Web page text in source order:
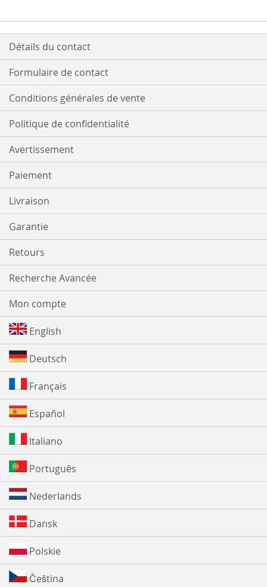
Détails du contact
Formulaire de contact
Conditions générales de vente
Politique de confidentialité
Avertissement
Paiement
Livraison
Garantie
Retours
Recherche Avancée
Mon compte
English
Deutsch
Français
Español
Italiano
Português
Nederlands
Dansk
Polskie
Čeština